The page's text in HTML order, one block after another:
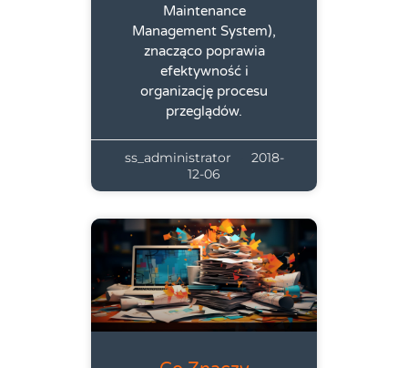
Maintenance
Management System),
znacząco poprawia
efektywność i
organizację procesu
przeglądów.
ss_administrator
2018-
12-06